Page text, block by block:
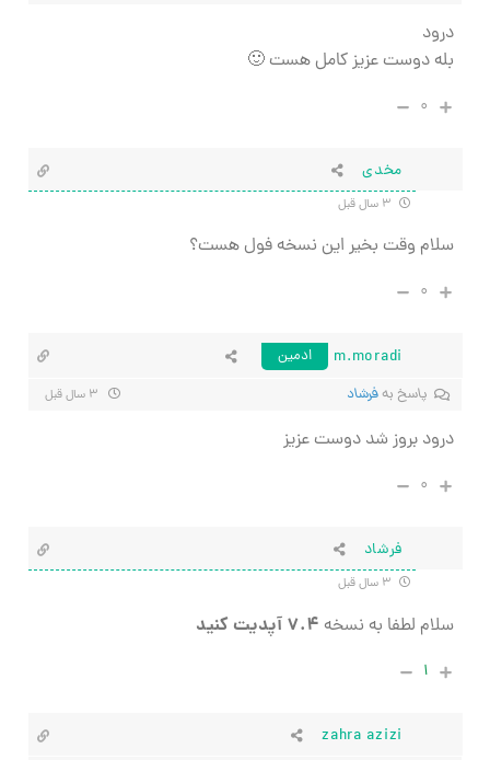
درود
بله دوست عزیز کامل هست 🙂
۰
مخدی
سلام وقت بخیر این نسخه فول هست؟
۰
m.moradi
ادمین
پاسخ بهفرشاد
درود بروز شد دوست عزیز
۰
فرشاد
سلام لطفا به نسخه ۷.۴ آپدیت کنید
۱
zahra azizi